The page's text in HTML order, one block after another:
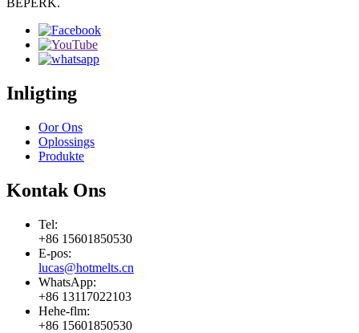
BEPERK.
Inligting
Oor Ons
Oplossings
Produkte
Kontak Ons
Tel:
+86 15601850530
E-pos:
lucas@hotmelts.cn
WhatsApp:
+86 13117022103
Hehe-flm:
+86 15601850530